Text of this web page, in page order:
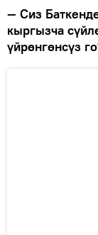
— Сиз
кыргызча
үйрөнгөнсүз